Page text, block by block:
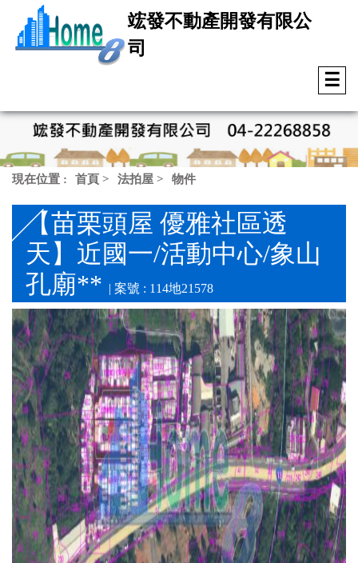
竤發不動產開發有限公
司
☰
現在位置 : 首頁 > 法拍屋 > 物件
【苗栗頭屋 優雅社區透
天】近國一/活動中心/象山
孔廟** | 案號 : 114地21578